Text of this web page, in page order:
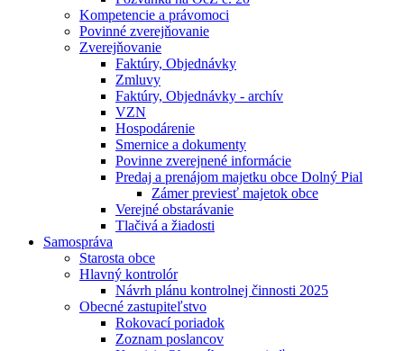
Kompetencie a právomoci
Povinné zverejňovanie
Zverejňovanie
Faktúry, Objednávky
Zmluvy
Faktúry, Objednávky - archív
VZN
Hospodárenie
Smernice a dokumenty
Povinne zverejnené informácie
Predaj a prenájom majetku obce Dolný Pial
Zámer previesť majetok obce
Verejné obstarávanie
Tlačivá a žiadosti
Samospráva
Starosta obce
Hlavný kontrolór
Návrh plánu kontrolnej činnosti 2025
Obecné zastupiteľstvo
Rokovací poriadok
Zoznam poslancov